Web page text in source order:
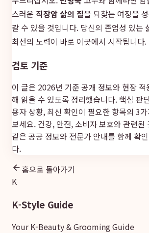
스러운 직장암 삶의 질을 되찾는 여정을
갈 수 있을 것입니다. 당신의 존엄성 있는
최선의 노력이 바로 이곳에서 시작됩니다.
검토 기준
이 글은 2026년 기준 공개 정보와 현장 적
해 읽을 수 있도록 정리했습니다. 핵심 판
용자 상황, 최신 확인이 필요한 항목의 3
보세요. 건강, 안전, 소비자 보호와 관련된
같은 공공 정보와 전문가 안내를 함께 확
다.
홈으로 돌아가기
K
K-Style Guide
Your K-Beauty & Grooming Guide